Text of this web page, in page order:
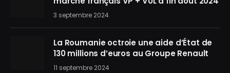
3 septembre 2024
La Roumanie octroie une aide d’État de
130 millions d’euros au Groupe Renault
11 septembre 2024